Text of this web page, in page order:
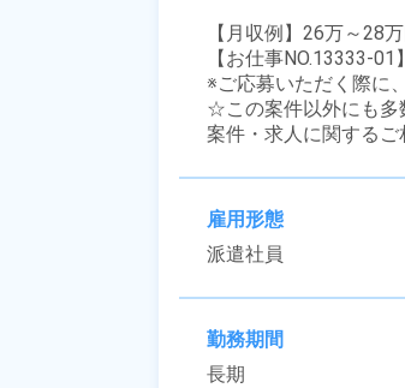
【月収例】26万～28
【お仕事NO.13333-01】
※ご応募いただく際に
☆この案件以外にも
案件・求人に関するご
雇用形態
派遣社員
勤務期間
長期